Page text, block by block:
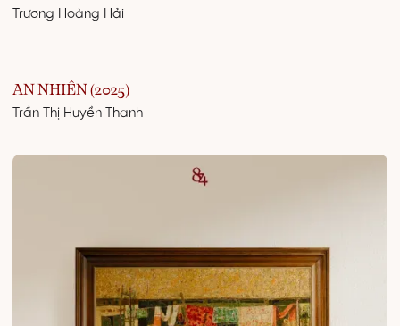
Trương Hoàng Hải
AN NHIÊN (2025)
Trần Thị Huyền Thanh